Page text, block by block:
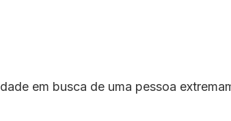
em busca de uma pessoa